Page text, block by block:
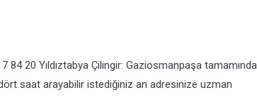
84 20 Yıldıztabya Çilingir: Gaziosmanpaşa tamamında
saat arayabilir istediğiniz an adresinize uzman